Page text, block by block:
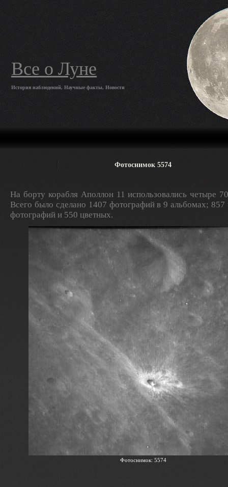
Все о Луне
История наблюдений, Научные факты, Новости
Фотоснимок 5574
На борту корабля Аполлон 11 использовались четыре
Всего было сделано 1407 фотографий в 9 альбомах;
фотографий и 550 цветных.
Фотоснимок: 5574